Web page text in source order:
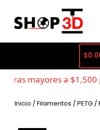
$
mayores a $1,500
Inicio /Filamentos /PETG /